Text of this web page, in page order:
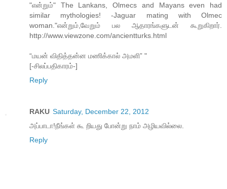
"என்றும்" The Lankans, Olmecs and Mayans even had
similar mythologies! -Jaguar mating with Olmec
woman."என்றும்,வேறும் பல ஆதாரங்களுடன் கூறுகிறார்.
http://www.viewzone.com/ancientturks.html
“மயன் விதித்தன்ன மணிக்கால் அமளி” "
[-சிலப்பதிகாரம்-]
Reply
RAKU Saturday, December 22, 2012
அப்பாடா!நீங்கள் கூ றியது போன்று நாம் அழியவில்லை.
Reply